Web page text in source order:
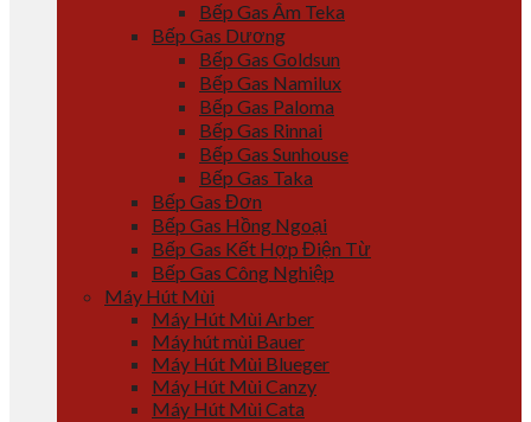
Bếp Gas Âm Teka
Bếp Gas Dương
Bếp Gas Goldsun
Bếp Gas Namilux
Bếp Gas Paloma
Bếp Gas Rinnai
Bếp Gas Sunhouse
Bếp Gas Taka
Bếp Gas Đơn
Bếp Gas Hồng Ngoại
Bếp Gas Kết Hợp Điện Từ
Bếp Gas Công Nghiệp
Máy Hút Mùi
Máy Hút Mùi Arber
Máy hút mùi Bauer
Máy Hút Mùi Blueger
Máy Hút Mùi Canzy
Máy Hút Mùi Cata